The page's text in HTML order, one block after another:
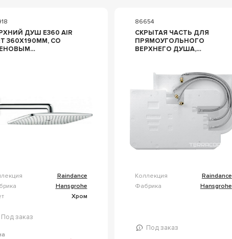
ДУШ E360 AIR
CО
Raindance
Hansgrohe
Хром
Под заказ
86654
СКРЫТАЯ ЧАСТЬ ДЛЯ
ПРЯМОУГОЛЬНОГО
ВЕРХНЕГО ДУША,
28414180
Коллекция
Raindance
Фабрика
Hansgrohe
Под заказ